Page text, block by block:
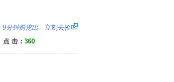
9分钟前挖出 立刻去捡
点 击： 360